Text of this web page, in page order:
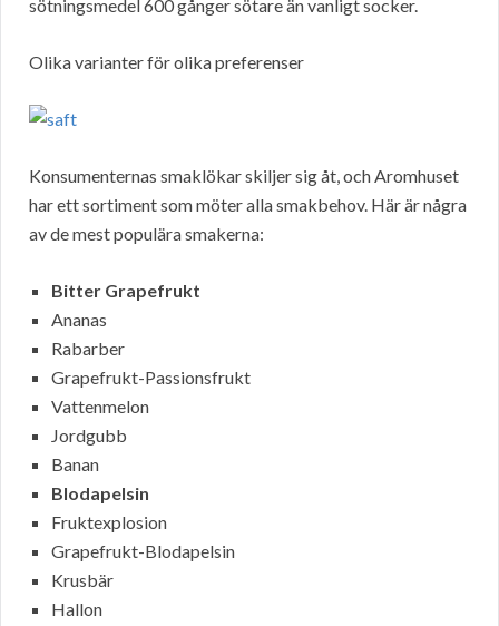
sötningsmedel 600 gånger sötare än vanligt socker.
Olika varianter för olika preferenser
Konsumenternas smaklökar skiljer sig åt, och Aromhuset
har ett sortiment som möter alla smakbehov. Här är några
av de mest populära smakerna:
Bitter Grapefrukt
Ananas
Rabarber
Grapefrukt-Passionsfrukt
Vattenmelon
Jordgubb
Banan
Blodapelsin
Fruktexplosion
Grapefrukt-Blodapelsin
Krusbär
Hallon